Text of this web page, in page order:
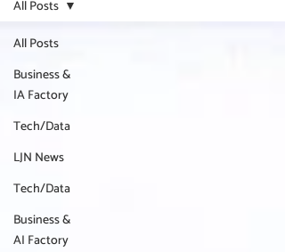
All Posts
Business &
IA Factory
Tech/Data
LJN News
Tech/Data
Business &
AI Factory
All Posts